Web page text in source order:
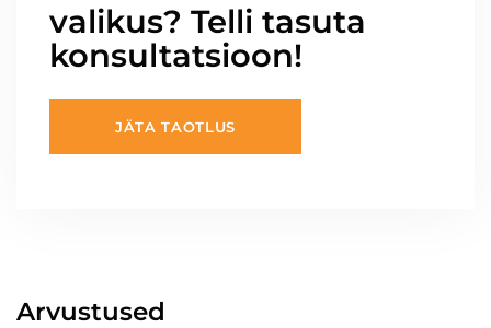
valikus? Telli tasuta
konsultatsioon!
JÄTA TAOTLUS
Arvustused